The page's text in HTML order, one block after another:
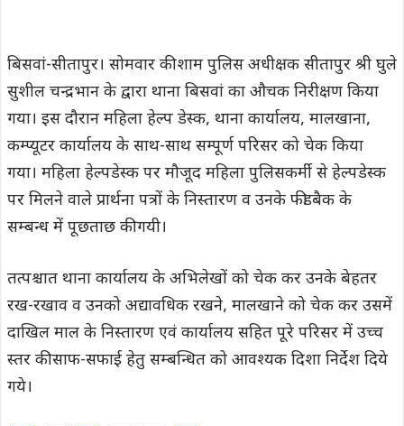
बिसवां-सीतापुर। सोमवार की शाम पुलिस अधीक्षक सीतापुर श्री घुले
सुशील चन्द्रभान के द्वारा थाना बिसवां का औचक निरीक्षण किया
गया। इस दौरान महिला हेल्प डेस्क, थाना कार्यालय, मालखाना,
कम्प्यूटर कार्यालय के साथ-साथ सम्पूर्ण परिसर को चेक किया
गया। महिला हेल्पडेस्क पर मौजूद महिला पुलिसकर्मी से हेल्पडेस्क
पर मिलने वाले प्रार्थना पत्रों के निस्तारण व उनके फीडबैक के
सम्बन्ध में पूछताछ की गयी।
तत्पश्चात थाना कार्यालय के अभिलेखों को चेक कर उनके बेहतर
रख-रखाव व उनको अद्यावधिक रखने, मालखाने को चेक कर उसमें
दाखिल माल के निस्तारण एवं कार्यालय सहित पूरे परिसर में उच्च
स्तर की साफ-सफाई हेतु सम्बन्धित को आवश्यक दिशा निर्देश दिये
गये।